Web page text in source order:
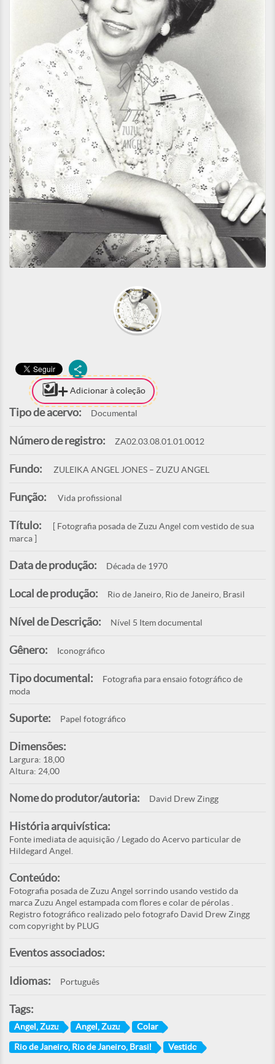
Adicionar à coleção
Tipo de acervo: Documental
Número de registro: ZA02.03.08.01.01.0012
Fundo: ZULEIKA ANGEL JONES – ZUZU ANGEL
Função: Vida profissional
Título:
[ Fotografia posada de Zuzu Angel com vestido de sua
marca ]
Data de produção: Década de 1970
Local de produção: Rio de Janeiro, Rio de Janeiro, Brasil
Nível de Descrição: Nível 5 Item documental
Gênero: Iconográfico
Tipo documental:
Fotografia para ensaio fotográfico de
moda
Suporte: Papel fotográfico
Dimensões:
Largura: 18,00
Altura: 24,00
Nome do produtor/autoria: David Drew Zingg
História arquivística:
Fonte imediata de aquisição / Legado do Acervo particular de
Hildegard Angel.
Conteúdo:
Fotografia posada de Zuzu Angel sorrindo usando vestido da
marca Zuzu Angel estampada com flores e colar de pérolas .
Registro fotográfico realizado pelo fotografo David Drew Zingg
com copyright by PLUG
Eventos associados:
Idiomas: Português
Tags:
Angel, Zuzu Angel, Zuzu Colar
Rio de Janeiro, Rio de Janeiro, Brasil Vestido